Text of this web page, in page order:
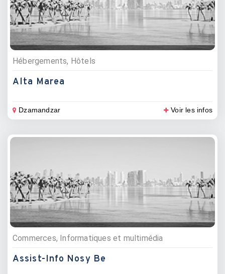
Hébergements, Hôtels
Alta Marea
Dzamandzar Voir les infos
Commerces, Informatiques et multimédia
Assist-Info Nosy Be